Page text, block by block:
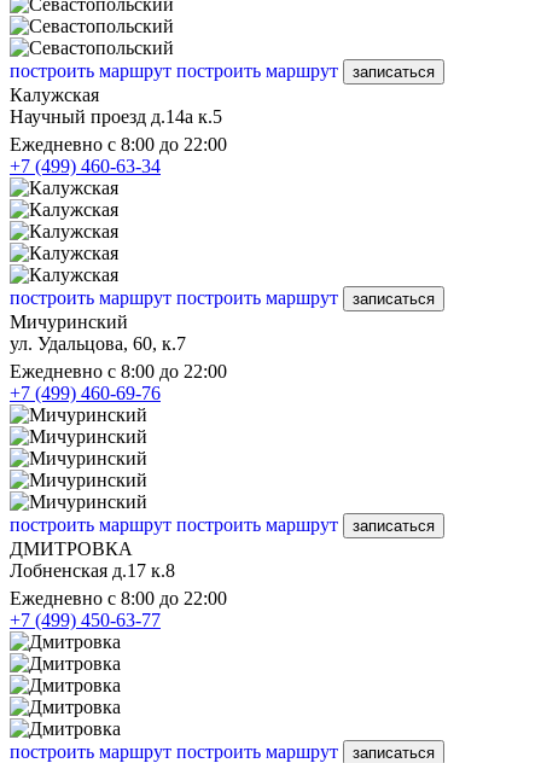
построить маршрут построить маршрут записаться
Калужская
Научный проезд д.14а к.5
Ежедневно с 8:00 до 22:00
+7 (499) 460-63-34
построить маршрут построить маршрут записаться
Мичуринский
ул. Удальцова, 60, к.7
Ежедневно с 8:00 до 22:00
+7 (499) 460-69-76
построить маршрут построить маршрут записаться
ДМИТРОВКА
Лобненская д.17 к.8
Ежедневно с 8:00 до 22:00
+7 (499) 450-63-77
построить маршрут построить маршрут записаться